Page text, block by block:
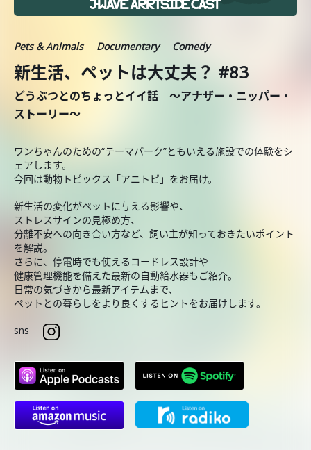
Pets & Animals Documentary Comedy
新生活、ペットは大丈夫？ #83
どうぶつとのちょっとイイ話 ～アナザー・ニッパー・
ストーリー～
ワンちゃんのための“テーマパーク”ともいえる施設での体験をシ
ェアします。
今回は動物トピックス「アニトピ」をお届け。
新生活の変化がペットに与える影響や、
ストレスサインの見極め方、
分離不安への向き合い方など、飼い主が知っておきたいポイント
を解説。
さらに、停電時でも使えるコードレス設計や
健康管理機能を備えた最新の自動給水器もご紹介。
日常の気づきから最新アイテムまで、
ペットとの暮らしをより良くするヒントをお届けします。
sns